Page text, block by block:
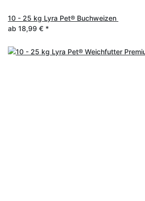
10 - 25 kg Lyra Pet® Buchweizen
ab 18,99 € *